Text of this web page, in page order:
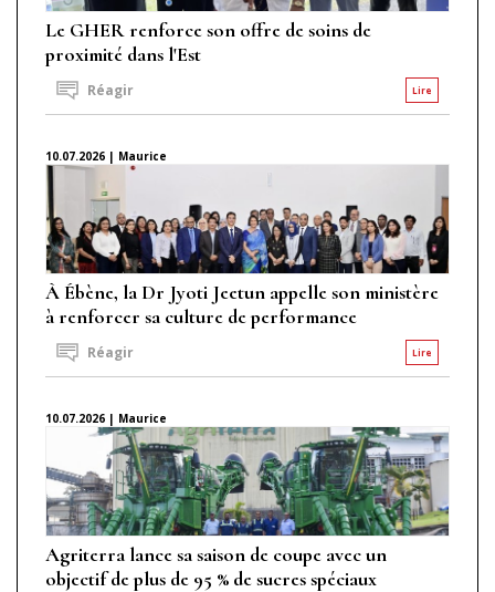
Le GHER renforce son offre de soins de
proximité dans l'Est
Lire
Réagir
10.07.2026 | Maurice
À Ébène, la Dr Jyoti Jeetun appelle son ministère
à renforcer sa culture de performance
Lire
Réagir
10.07.2026 | Maurice
Agriterra lance sa saison de coupe avec un
objectif de plus de 95 % de sucres spéciaux